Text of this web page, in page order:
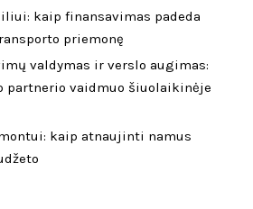
kaip finansavimas padeda
priemonę
valdymas ir verslo augimas:
partnerio vaidmuo šiuolaikinėje
kaip atnaujinti namus